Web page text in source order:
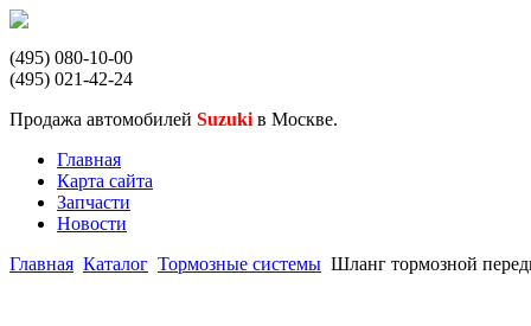
(495) 080-10-00
(495) 021-42-24
Продажа автомобилей Suzuki в Москве.
Главная
Карта сайта
Запчасти
Новости
Главная Каталог Тормозные системы Шланг тормозной